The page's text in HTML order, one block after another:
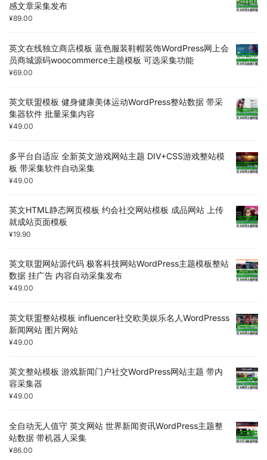
感文章采集发布
¥89.00
英文在线独立商店模板 蓝色服装鞋帽装饰WordPress网上会
员商城源码woocommerce主题模板 可选采集功能
¥69.00
英文联盟模板 健身健康美体运动WordPress整站数据 带采
集器软件 批量采集内容
¥49.00
多平台自适应 全新英文游戏网站主题 DIV+CSS游戏整站模
板 带采集软件自动采集
¥49.00
英文HTML静态网页模板 约会社交网站模板 成品网站 上传
就成站页面模板
¥19.90
英文联盟网站源代码 极客科技网站WordPress主题模板整站
数据 挂广告 内容自动采集发布
¥49.00
英文联盟整站模板 influencer社交欧美娱乐名人WordPresss
新闻网站 图片网站
¥49.00
英文整站模板 游戏新闻门户社交WordPress网站主题 带内
容采集器
¥49.00
全自动无人值守 英文网站 世界新闻资讯WordPress主题整
站数据 带机器人采集
¥86.00